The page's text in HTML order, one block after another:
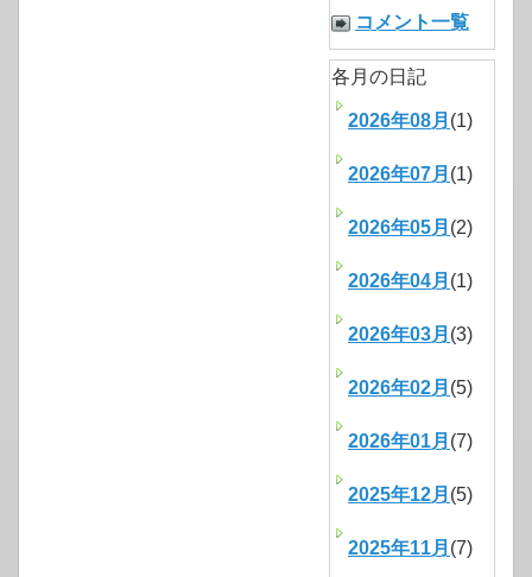
コメント一覧
各月の日記
2026年08月 (1)
2026年07月 (1)
2026年05月 (2)
2026年04月 (1)
2026年03月 (3)
2026年02月 (5)
2026年01月 (7)
2025年12月 (5)
2025年11月 (7)